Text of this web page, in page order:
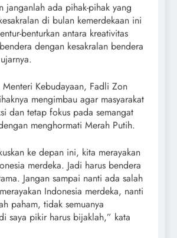
janganlah ada pihak-pihak yang
di bulan kemerdekaan ini
benturkan antara kreativitas
dengan kesakralan bendera
Kebudayaan, Fadli Zon
mengimbau agar masyarakat
dan tetap fokus pada semangat
menghormati Merah Putih.
ke depan ini, kita merayakan
merdeka. Jadi harus bendera
Jangan sampai nanti ada salah
Indonesia merdeka, nanti
paham, tidak semuanya
saya pikir harus bijaklah,” kata